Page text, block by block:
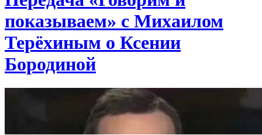
показываем» с Михаилом
Терёхиным о Ксении
Бородиной